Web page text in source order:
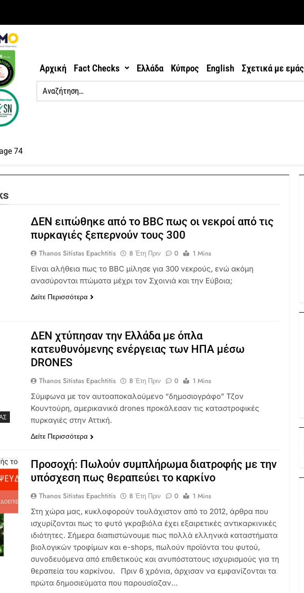
Αρχική Fact Checks Ελλάδα Κύπρος English Σχετικά με εμάς
74
ΔΕΝ ειπώθηκε από το BBC πως οι νεκροί από τις
πυρκαγιές ξεπερνούν τους 300
Thanos Sitistas Epachtitis 8 Έτη Πριν 0
1 Mins
Είναι αλήθεια πως το BBC μίλησε για 300 νεκρούς, ενώ ακόμη
ανασύρονται πτώματα μέχρι τον Σχοινιά και την Εύβοια;
Δείτε Περισσότερα
ΔΕΝ χτύπησαν την Ελλάδα με όπλα
κατευθυνόμενης ενέργειας των ΗΠΑ μέσω
DRONES
Thanos Sitistas Epachtitis 8 Έτη Πριν 0
1 Mins
Σύμφωνα με τον αυτοαποκαλούμενο “δημοσιογράφο” Τζον
Κουντούρη, αμερικανικά drones προκάλεσαν τις καταστροφικές
πυρκαγιές στην Αττική.
Δείτε Περισσότερα
Προσοχή: Πωλούν συμπλήρωμα διατροφής με την
υπόσχεση πως θεραπεύει το καρκίνο
Thanos Sitistas Epachtitis 8 Έτη Πριν 0
1 Mins
Στη χώρα μας, κυκλοφορούν τουλάχιστον από το 2012, άρθρα που
ισχυρίζονται πως το φυτό γκραβιόλα έχει εξαιρετικές αντικαρκινικές
ιδιότητες. Σήμερα διαπιστώνουμε πως πολλά ελληνικά καταστήματα
βιολογικών τροφίμων και e-shops, πωλούν προϊόντα του φυτού,
συνοδευόμενα από επιθετικούς και ανυπόστατους ισχυρισμούς για τη
θεραπεία του καρκίνου. Πριν 6 χρόνια, άρχισαν να εμφανίζονται τα
πρώτα δημοσιεύματα που παρουσίαζαν…